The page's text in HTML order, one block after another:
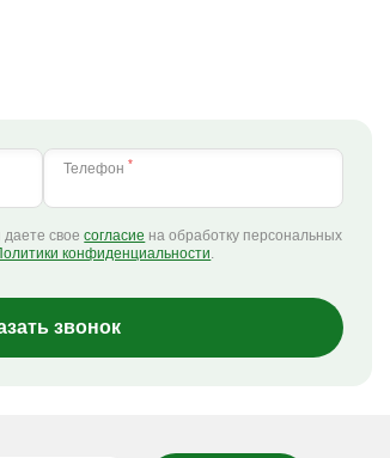
Телефон *
даете своесогласие на обработку персональных
конфиденциальности.
звонок